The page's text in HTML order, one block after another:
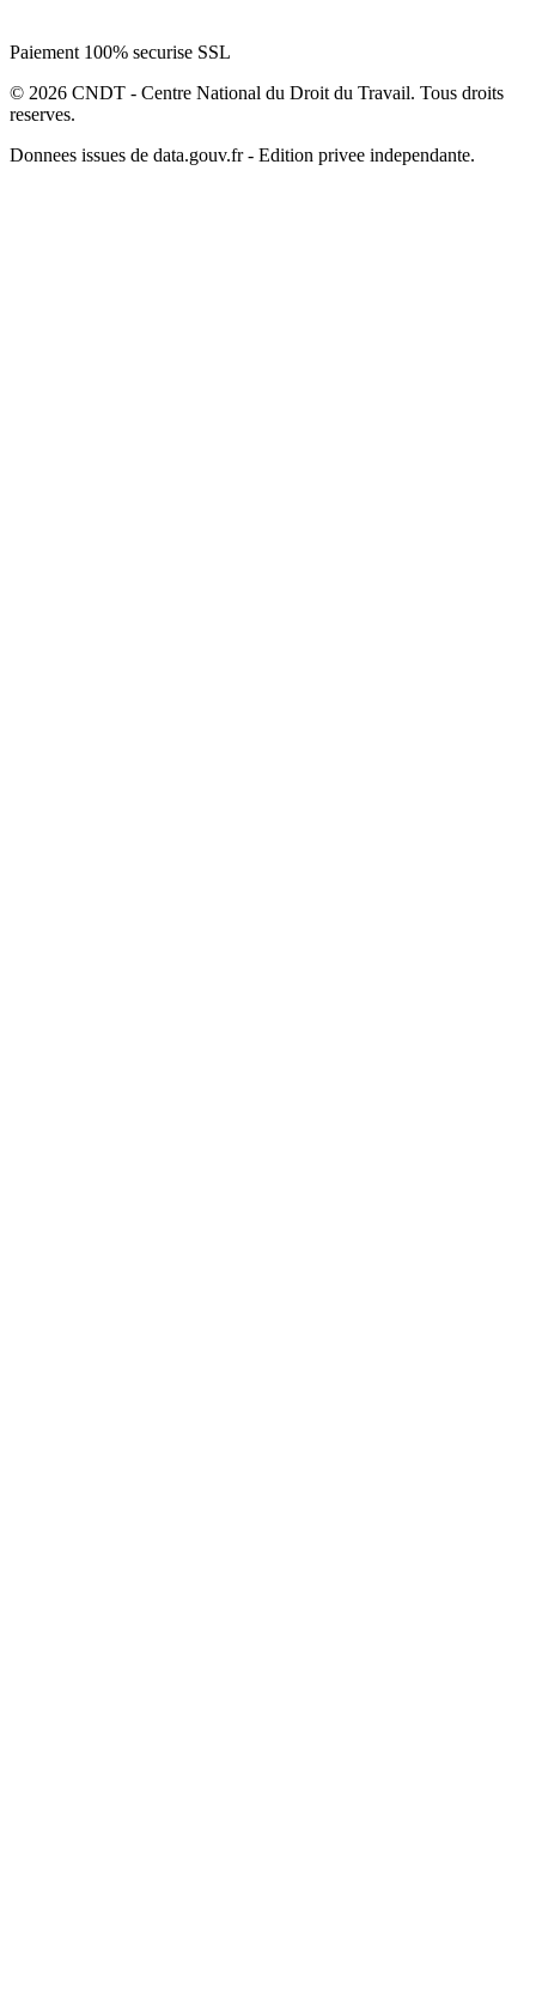
Paiement 100% securise SSL
© 2026 CNDT - Centre National du Droit du Travail. Tous droits
reserves.
Donnees issues de data.gouv.fr - Edition privee independante.